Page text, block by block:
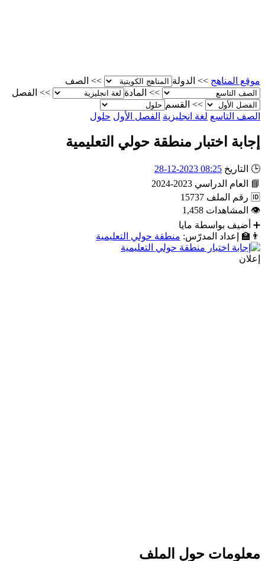
موقع المناهج >> الدولة >>
الصف
>>
المادة >>
الفصل
>>
القسم
الصف التاسع لغة انجليزية الفصل الأول حلول
إجابة اختبار منطقة حولي التعليمية
🕒 التاريخ 08:25 2023-12-28
📘
العام الدراسي 2023-2024
🆔 رقم الملف 15737
👁
المشاهدات 1,458
➕
أضيف بواسطة مايا
👨‍🏫
إعداد المدرّس: منطقة حولي التعليمية
إعلان
معلومات حول الملف